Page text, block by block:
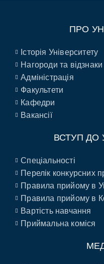
ПРО
Історія Університету
Нагороди та відзнаки
Адміністрація
Факультети
Кафедри
Вакансії
ВСТУП ДО
Спеціальності
Перелік конкурсних
Правила прийому в
Правила прийому в
Вартість навчання
Приймальна коміся